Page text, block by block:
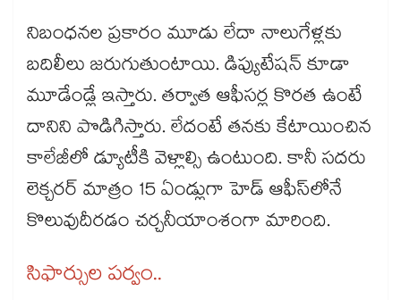
నిబంధనల ప్రకారం మూడు లేదా నాలుగేళ్లకు
బదిలీలు జరుగుతుంటాయి. డిప్యుటేషన్‌‌‌‌‌‌‌‌‌‌‌‌‌‌‌‌‌‌‌‌‌‌‌‌‌‌‌‌‌‌‌‌ కూడా
మూడేండ్లే ఇస్తారు. తర్వాత ఆఫీసర్ల కొరత ఉంటే
దానిని పొడిగిస్తారు. లేదంటే తనకు కేటాయించిన
కాలేజీలో డ్యూటీకి వెళ్లాల్సి ఉంటుంది. కానీ సదరు
లెక్చరర్‌‌‌‌‌‌‌‌‌‌‌‌‌‌‌‌‌‌‌‌‌‌‌‌‌‌‌‌‌‌‌‌ మాత్రం 15 ఏండ్లుగా హెడ్‌‌‌‌‌‌‌‌‌‌‌‌‌‌‌‌‌‌‌‌‌‌‌‌‌‌‌‌‌‌‌‌ ఆఫీస్‌‌‌‌‌‌‌‌‌‌‌‌‌‌‌‌‌‌‌‌‌‌‌‌‌‌‌‌‌‌‌‌లోనే
కొలువుదీరడం చర్చనీయాంశంగా మారింది.
సిఫార్సుల పర్వం..